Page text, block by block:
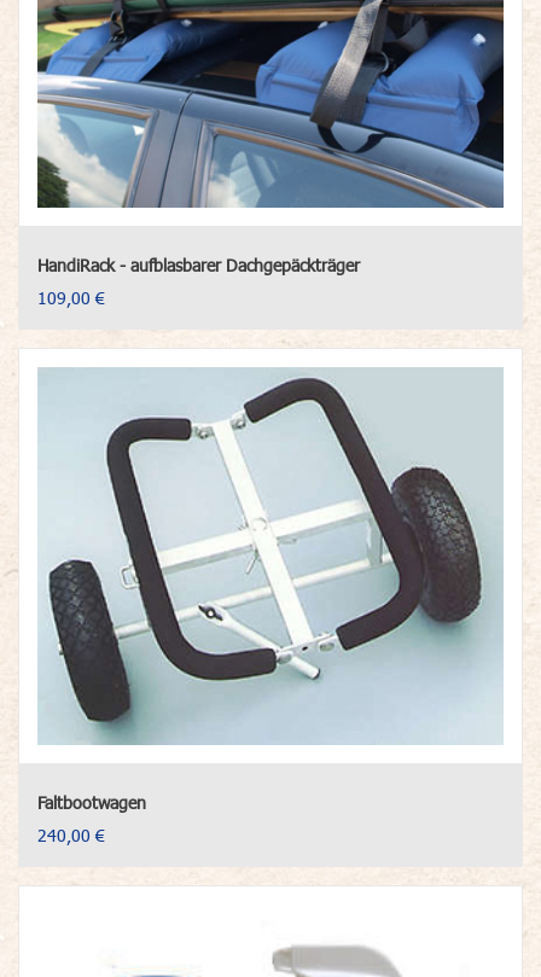
HandiRack - aufblasbarer Dachgepäckträger
109,00 €
Faltbootwagen
240,00 €